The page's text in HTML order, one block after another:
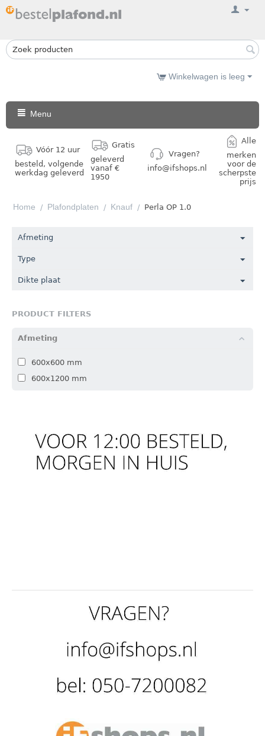
Winkelwagen is leeg
Menu
Vóór 12 uur
besteld, volgende
werkdag geleverd
Gratis
geleverd
vanaf €
1950
Vragen?
info@ifshops.nl
Alle
merken
voor de
scherpste
prijs
Home / Plafondplaten / Knauf / Perla OP 1.0
Afmeting
Type
Dikte plaat
PRODUCT FILTERS
Afmeting
600x600 mm
600x1200 mm